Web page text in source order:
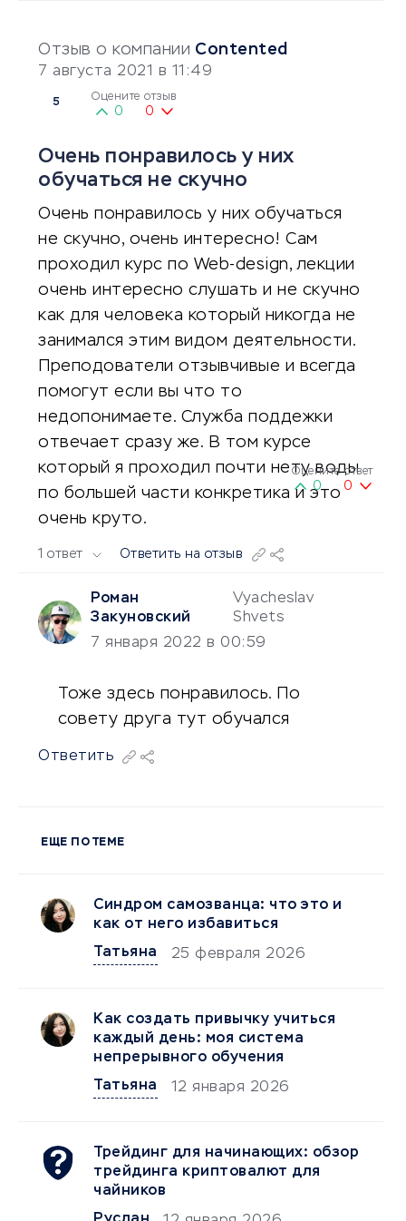
Отзыв о компании Contented
7 августа 2021 в 11:49
5 Оцените отзыв
0 0
Очень понравилось у них
обучаться не скучно
Очень понравилось у них обучаться
не скучно, очень интересно! Сам
проходил курс по Web-design, лекции
очень интересно слушать и не скучно
как для человека который никогда не
занимался этим видом деятельности.
Преподователи отзывчивые и всегда
помогут если вы что то
недопонимаете. Служба поддежки
отвечает сразу же. В том курсе
который я проходил почти нету воды
по большей части конкретика и это
очень круто.
1 ответ Ответить на отзыв
Роман
Закуновский
Vyacheslav
Shvets
7 января 2022 в 00:59
Оцените ответ
0 0
Тоже здесь понравилось. По
совету друга тут обучался
Ответить
ЕЩЕ ПО ТЕМЕ
Синдром самозванца: что это и
как от него избавиться
Татьяна
25 февраля 2026
Как создать привычку учиться
каждый день: моя система
непрерывного обучения
Татьяна
12 января 2026
Трейдинг для начинающих: обзор
трейдинга криптовалют для
чайников